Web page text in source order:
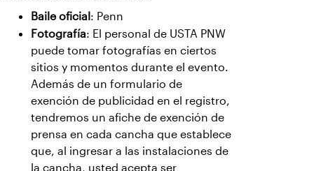
Baile oficial : Penn
Fotografía: El personal de USTA PNW
puede tomar fotografías en ciertos
sitios y momentos durante el evento.
Además de un formulario de
exención de publicidad en el registro,
tendremos un afiche de exención de
prensa en cada cancha que establece
que, al ingresar a las instalaciones de
la cancha, usted acepta ser